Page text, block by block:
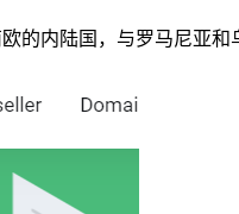
的内陆国，与罗马尼亚和